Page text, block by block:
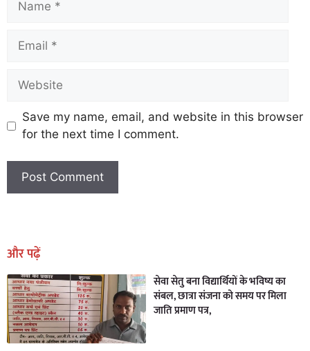
Save my name, email, and website in this browser
for the next time I comment.
और पढ़ें
सेवा सेतु बना विद्यार्थियों के भविष्य का
संबल, छात्रा संजना को समय पर मिला
जाति प्रमाण पत्र,